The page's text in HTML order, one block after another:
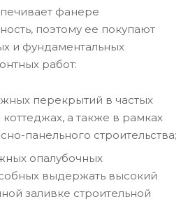
фанере
поэтому ее покупают
и фундаментальных
работ:
перекрытий в частых
коттеджах, а также в рамках
панельного строительства;
опалубочных
выдержать высокий
заливке строительной